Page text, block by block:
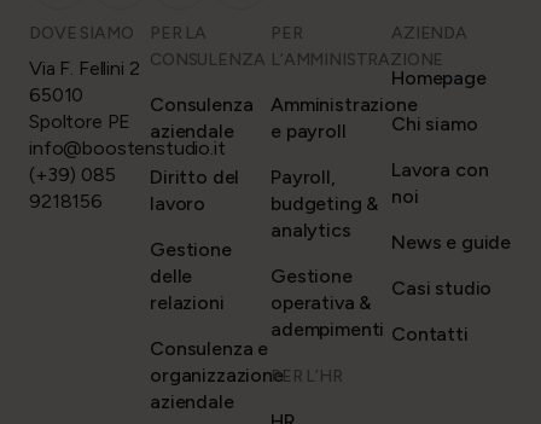
DOVE SIAMO
Via F. Fellini 2
65010
Spoltore PE
info@boostenstudio.it
(+39) 085
9218156
PER LA
CONSULENZA
Consulenza
aziendale
Diritto del
lavoro
Gestione
delle
relazioni
Consulenza e
organizzazione
aziendale
PER
L’AMMINISTRAZIONE
Amministrazione
e payroll
Payroll,
budgeting &
analytics
Gestione
operativa &
adempimenti
PER L’HR
AZIENDA
Homepage
Chi siamo
Lavora con
noi
News e guide
Casi studio
Contatti